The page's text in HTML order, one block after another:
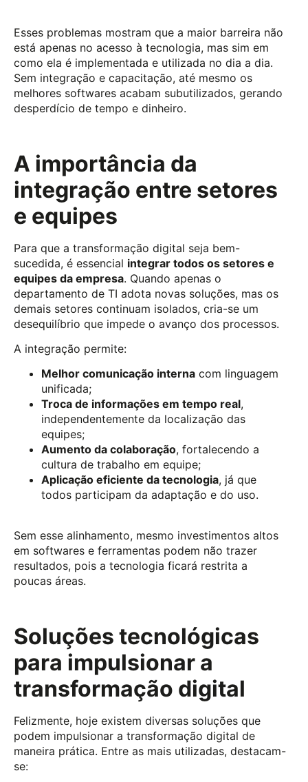
Esses problemas mostram que a maior barreira não
está apenas no acesso à tecnologia, mas sim em
como ela é implementada e utilizada no dia a dia.
Sem integração e capacitação, até mesmo os
melhores softwares acabam subutilizados, gerando
desperdício de tempo e dinheiro.
A importância da
integração entre setores
e equipes
Para que a transformação digital seja bem-
sucedida, é essencial integrar todos os setores e
equipes da empresa. Quando apenas o
departamento de TI adota novas soluções, mas os
demais setores continuam isolados, cria-se um
desequilíbrio que impede o avanço dos processos.
A integração permite:
Melhor comunicação interna com linguagem
unificada;
Troca de informações em tempo real,
independentemente da localização das
equipes;
Aumento da colaboração, fortalecendo a
cultura de trabalho em equipe;
Aplicação eficiente da tecnologia, já que
todos participam da adaptação e do uso.
Sem esse alinhamento, mesmo investimentos altos
em softwares e ferramentas podem não trazer
resultados, pois a tecnologia ficará restrita a
poucas áreas.
Soluções tecnológicas
para impulsionar a
transformação digital
Felizmente, hoje existem diversas soluções que
podem impulsionar a transformação digital de
maneira prática. Entre as mais utilizadas, destacam-
se: